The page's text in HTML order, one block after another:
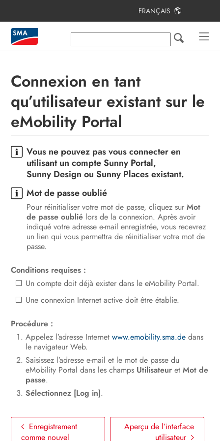
FRANÇAIS
Connexion en tant
qu’utilisateur existant sur le
eMobility Portal
Vous ne pouvez pas vous connecter en
utilisant un compte Sunny Portal,
Sunny Design ou Sunny Places existant.
Mot de passe oublié
Pour réinitialiser votre mot de passe, cliquez surMot
de passe oublié lors de la connexion. Après avoir
indiqué votre adresse e-mail enregistrée, vous recevrez
un lien qui vous permettra de réinitialiser votre mot de
passe.
Conditions requises :
Un compte doit déjà exister dans le eMobility Portal.
Une connexion Internet active doit être établie.
Procédure :
Appelez l’adresse Internetwww.emobility.sma.de dans
le navigateur Web.
Saisissez l’adresse e-mail et le mot de passe du
eMobility Portal dans les champs Utilisateur etMot de
passe.
Sélectionnez [Log in].
Enregistrement
comme nouvel
Aperçu de l’interface
utilisateur
Table des matières
Remarques relatives à ce document
Vue d’ensemble des produits
Premières étapes
Aperçu de l’interface utilisateur
Utilisation
Contact